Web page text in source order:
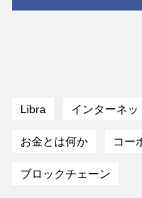
Libra インターネ
お金とは何か コー
ブロックチェーン